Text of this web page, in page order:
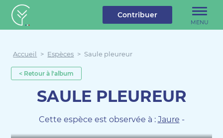
Créateur de forêt
MENU
Contribuer
Accueil > Espèces > Saule pleureur
< Retour à l'album
SAULE PLEUREUR
Cette espèce est observée à : Jaure -